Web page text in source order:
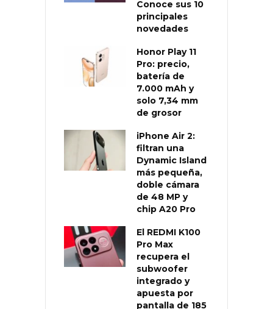
Conoce sus 10
principales
novedades
Honor Play 11
Pro: precio,
batería de
7.000 mAh y
solo 7,34 mm
de grosor
iPhone Air 2:
filtran una
Dynamic Island
más pequeña,
doble cámara
de 48 MP y
chip A20 Pro
El REDMI K100
Pro Max
recupera el
subwoofer
integrado y
apuesta por
pantalla de 185